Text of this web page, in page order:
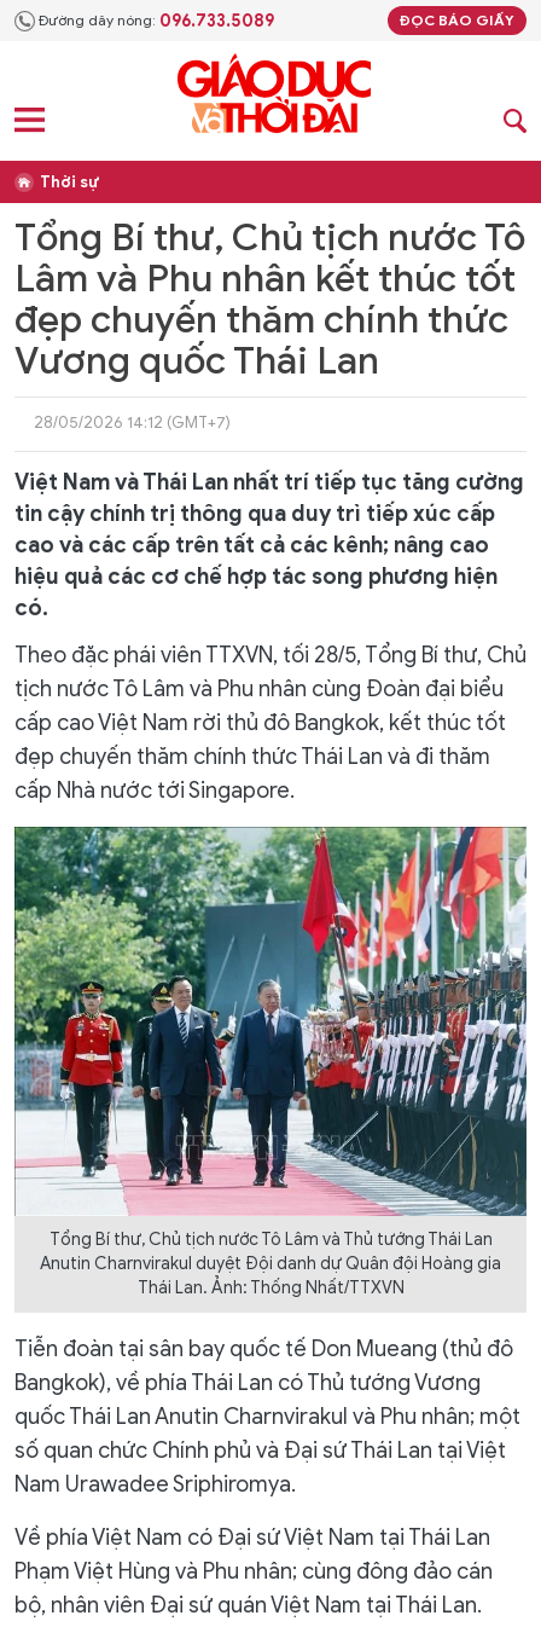
Đường dây nóng: 096.733.5089 ĐỌC BÁO GIẤY
Thời sự
Tổng Bí thư, Chủ tịch nước Tô
Lâm và Phu nhân kết thúc tốt
đẹp chuyến thăm chính thức
Vương quốc Thái Lan
28/05/2026 14:12 (GMT+7)
Việt Nam và Thái Lan nhất trí tiếp tục tăng cường
tin cậy chính trị thông qua duy trì tiếp xúc cấp
cao và các cấp trên tất cả các kênh; nâng cao
hiệu quả các cơ chế hợp tác song phương hiện
có.
Theo đặc phái viên TTXVN, tối 28/5, Tổng Bí thư, Chủ
tịch nước Tô Lâm và Phu nhân cùng Đoàn đại biểu
cấp cao Việt Nam rời thủ đô Bangkok, kết thúc tốt
đẹp chuyến thăm chính thức Thái Lan và đi thăm
cấp Nhà nước tới Singapore.
Tổng Bí thư, Chủ tịch nước Tô Lâm và Thủ tướng Thái Lan
Anutin Charnvirakul duyệt Đội danh dự Quân đội Hoàng gia
Thái Lan. Ảnh: Thống Nhất/TTXVN
​Tiễn đoàn tại sân bay quốc tế Don Mueang (thủ đô
Bangkok), về phía Thái Lan có Thủ tướng Vương
quốc Thái Lan Anutin Charnvirakul và Phu nhân; một
số quan chức Chính phủ và Đại sứ Thái Lan tại Việt
Nam Urawadee Sriphiromya.
Về phía Việt Nam có Đại sứ Việt Nam tại Thái Lan
Phạm Việt Hùng và Phu nhân; cùng đông đảo cán
bộ, nhân viên Đại sứ quán Việt Nam tại Thái Lan.